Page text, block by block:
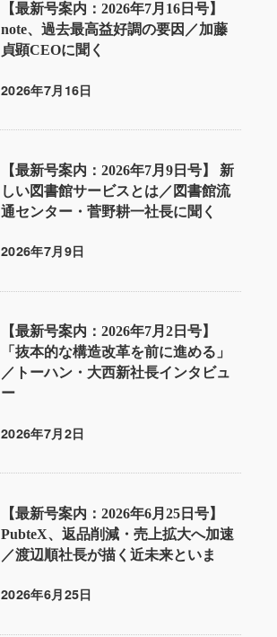
【最新号案内：2026年7月16日号】
note、過去最高益好調の要因／加藤
貞顕CEOに聞く
投稿日
2026年7月16日
【最新号案内：2026年7月9日号】 新
しい図書館サービスとは／図書館流
通センター・菅野耕一社長に聞く
投稿日
2026年7月9日
【最新号案内：2026年7月2日号】
「抜本的な構造改革を前に進める」
／トーハン・大西新社長インタビュ
ー
投稿日
2026年7月2日
【最新号案内：2026年6月25日号】
PubteX、返品削減・売上拡大へ加速
／渡辺順社長が描く近未来といま
投稿日
2026年6月25日